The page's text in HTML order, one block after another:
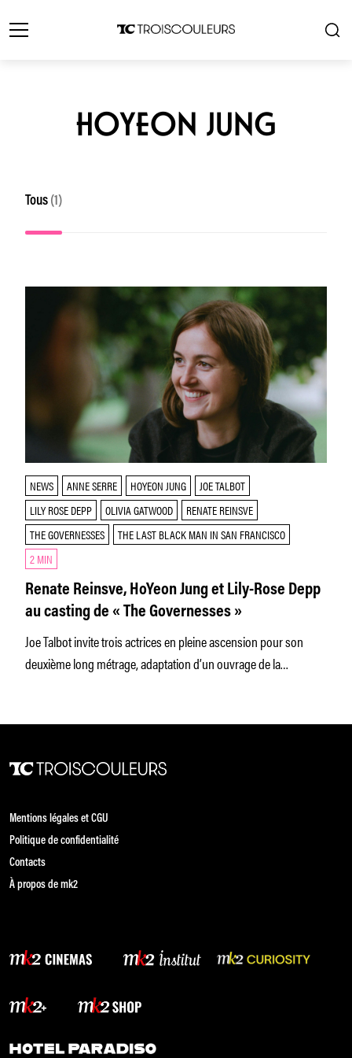
HOYEON JUNG
Tous (1)
NEWS ANNE SERRE HOYEON JUNG
JOE TALBOT
LILY ROSE DEPP
OLIVIA GATWOOD
RENATE REINSVE
THE GOVERNESSES
THE LAST BLACK MAN IN SAN FRANCISCO
2 MIN
Renate Reinsve, HoYeon Jung et Lily-Rose Depp
au casting de « The Governesses »
Joe Talbot invite trois actrices en pleine ascension pour son
deuxième long métrage, adaptation d’un ouvrage de la
Mentions légales et CGU
Politique de confidentialité
Contacts
À propos de mk2